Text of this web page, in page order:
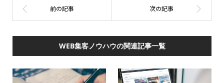
WEB集客ノウハウの関連記事一覧